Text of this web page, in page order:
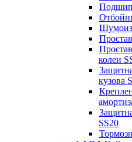
колеи
кузова
SS20